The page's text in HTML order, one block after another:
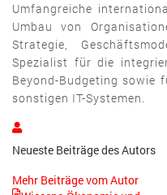
Umfangreiche
Umbau von
Strategie,
Spezialist für die
Beyond-Budgeting sowie
sonstigen IT-Systemen.
Hans
Niehues
Neueste Beiträge des Autors
Mehr Beiträge vom Autor